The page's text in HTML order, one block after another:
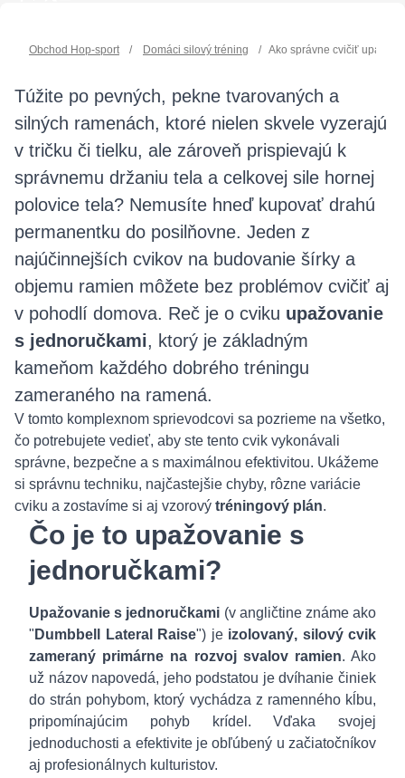
Obchod Hop-sport / Domáci silový tréning / Ako správne cvičiť
Túžite po pevných, pekne tvarovaných a
silných ramenách, ktoré nielen skvele vyzerajú
v tričku či tielku, ale zároveň prispievajú k
správnemu držaniu tela a celkovej sile hornej
polovice tela? Nemusíte hneď kupovať drahú
permanentku do posilňovne. Jeden z
najúčinnejších cvikov na budovanie šírky a
objemu ramien môžete bez problémov cvičiť aj
v pohodlí domova. Reč je o cviku upažovanie
s jednoručkami, ktorý je základným
kameňom každého dobrého tréningu
zameraného na ramená.
V tomto komplexnom sprievodcovi sa pozrieme na všetko,
čo potrebujete vedieť, aby ste tento cvik vykonávali
správne, bezpečne a s maximálnou efektivitou. Ukážeme
si správnu techniku, najčastejšie chyby, rôzne variácie
cviku a zostavíme si aj vzorový tréningový plán.
Čo je to upažovanie s
jednoručkami?
Upažovanie s jednoručkami (v angličtine známe ako
" Dumbbell Lateral Raise") jeizolovaný, silový cvik
zameraný primárne na rozvoj svalov ramien. Ako
už názov napovedá, jeho podstatou je dvíhanie činiek
do strán pohybom, ktorý vychádza z ramenného kĺbu,
pripomínajúcim pohyb krídel. Vďaka svojej
jednoduchosti a efektivite je obľúbený u začiatočníkov
aj profesionálnych kulturistov.